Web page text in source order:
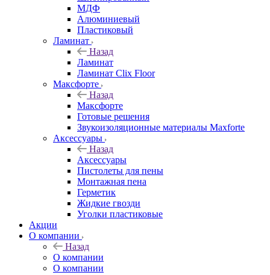
МДФ
Алюминиевый
Пластиковый
Ламинат
Назад
Ламинат
Ламинат Clix Floor
Максфорте
Назад
Максфорте
Готовые решения
Звукоизоляционные материалы Maxforte
Аксессуары
Назад
Аксессуары
Пистолеты для пены
Монтажная пена
Герметик
Жидкие гвозди
Уголки пластиковые
Акции
О компании
Назад
О компании
О компании